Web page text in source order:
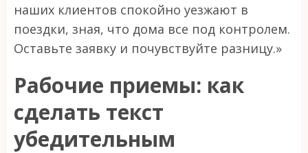
наших клиентов спокойно уезжают в
поездки, зная, что дома все под контролем.
Оставьте заявку и почувствуйте разницу.»
Рабочие приемы: как
сделать текст
убедительным